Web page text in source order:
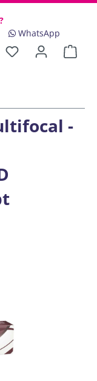
WhatsApp
-